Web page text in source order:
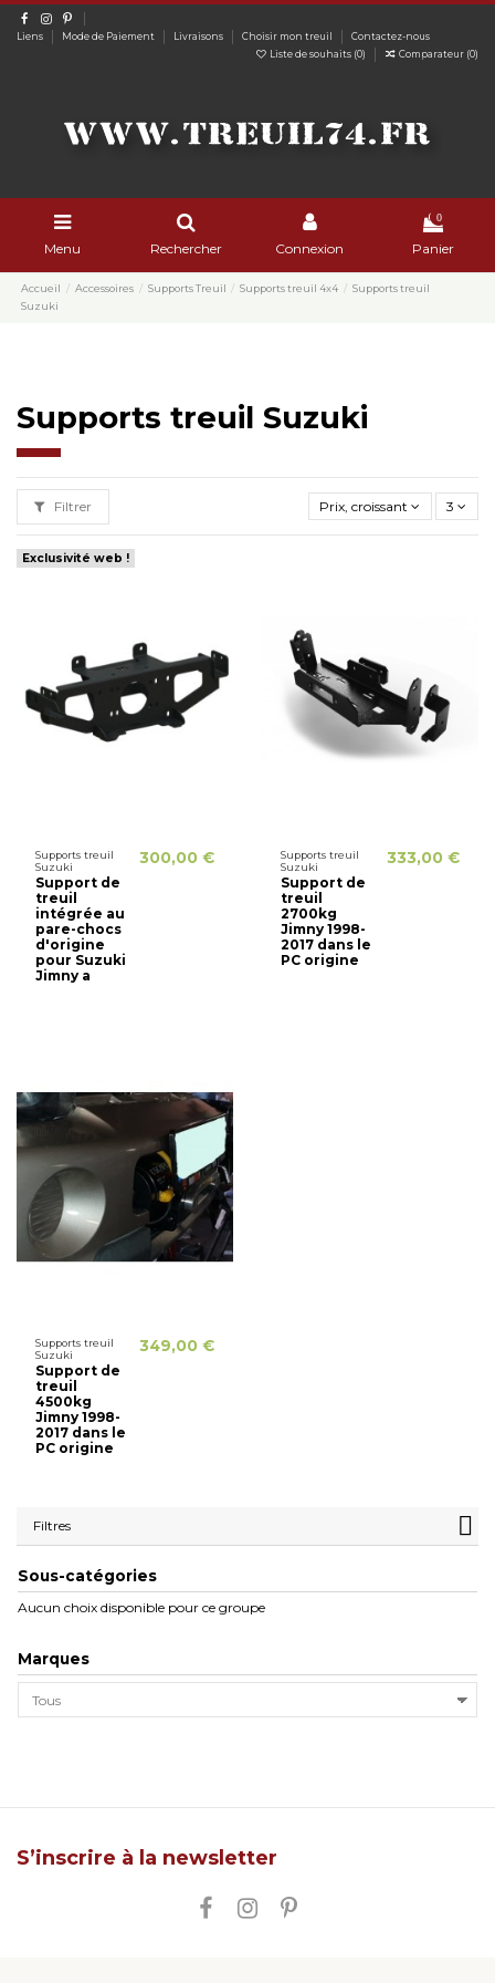
Liens Mode de Paiement Livraisons Choisir mon treuil
Contactez-nous
Liste de souhaits (0) Comparateur (0)
Menu Rechercher Connexion
0
Panier
Accueil Accessoires Supports Treuil Supports treuil 4x4
Supports treuil
Suzuki
Supports treuil Suzuki
Filtrer Prix, croissant 3
Exclusivité web !
Supports treuil
Suzuki
Support de
treuil
intégrée au
pare-chocs
d'origine
pour Suzuki
Jimny a
300,00 €
Supports treuil
Suzuki
Support de
treuil
2700kg
Jimny 1998-
2017 dans le
PC origine
333,00 €
Supports treuil
Suzuki
Support de
treuil
4500kg
Jimny 1998-
2017 dans le
PC origine
349,00 €
Filtres
Sous-catégories
Aucun choix disponible pour ce groupe
Marques
S’inscrire à la newsletter